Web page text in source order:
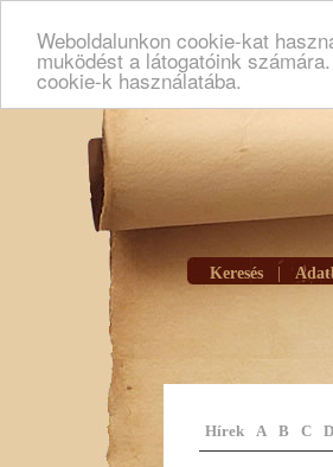
Weboldalunkon cookie-kat
muködést a látogatóink
cookie-k használatába.
Keresés
Hírek A B C D